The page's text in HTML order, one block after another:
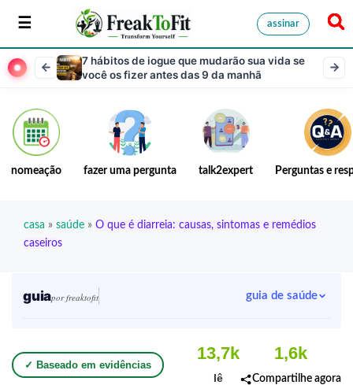
assinar
7 hábitos de iogue que mudarão sua vida se
você os fizer antes das 9 da manhã
nomeação fazer uma pergunta talk2expert Perguntas e
casa » saúde » O que é diarreia: causas, sintomas e remédios
caseiros
guiapor freaktofit guia de saúde
✓ Baseado em evidências
13,7k
lê
1,6k
Compartilhe agora